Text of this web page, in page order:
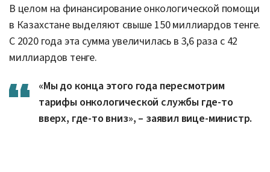
В целом на финансирование онкологической помощи
в Казахстане выделяют свыше 150 миллиардов тенге.
С 2020 года эта сумма увеличилась в 3,6 раза с 42
миллиардов тенге.
«Мы до конца этого года пересмотрим
тарифы онкологической службы где-то
вверх, где-то вниз», – заявил вице-министр.